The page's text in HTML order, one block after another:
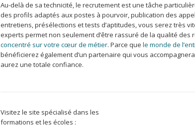
Au-delà de sa technicité, le recrutement est une tâche
des profils adaptés aux postes à pourvoir, publication des
entretiens, présélections et tests d’aptitudes, vous serez très
experts permet non seulement d’être rassuré de la qualité des
concentré sur votre cœur de métier. Parce que le monde de
bénéficierez également d’un partenaire qui vous
aurez une totale confiance.
Visitez le site spécialisé dans les
formations et les écoles :